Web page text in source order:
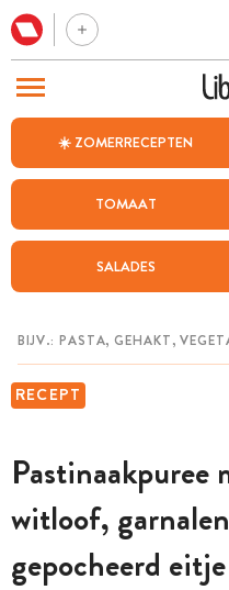
☀️ ZOMERRECEPTEN
TOMAAT
SALADES
RECEPT
Pastinaakpuree
witloof,
gepocheerd eitje
BEZOEK ONZE ANDERE WEBSITES
WEEKMENU
CHAT MET MAIA
MIJN BEWAARDE RECEPTEN